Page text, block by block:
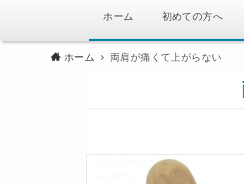
ホーム 初めての方へ
ホーム 両肩が痛くて上がらない